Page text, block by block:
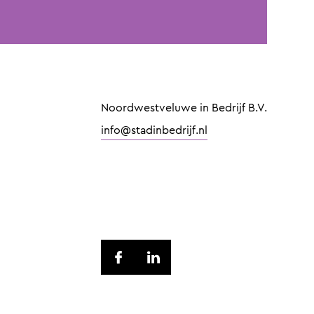
Noordwestveluwe in Bedrijf B.V.
info@stadinbedrijf.nl